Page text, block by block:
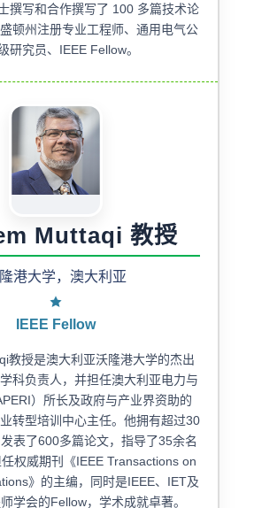
撰写和合作撰写了 100 多篇技术论
顿州注册专业工程师、通用电气公
研究员、IEEE Fellow。
Muttaqi 教授
港大学，澳大利亚
IEEE Fellow
教授是澳大利亚沃隆港大学的杰出
科负责人，并担任澳大利亚电力与
）所长及政府与产业界资助的
转型培训中心主任。他拥有超过30
表了600多篇论文，指导了35余名
权威期刊《IEEE Transactions on
》的主编，同时是IEEE、IET及
学会的Fellow，学术成就卓著。